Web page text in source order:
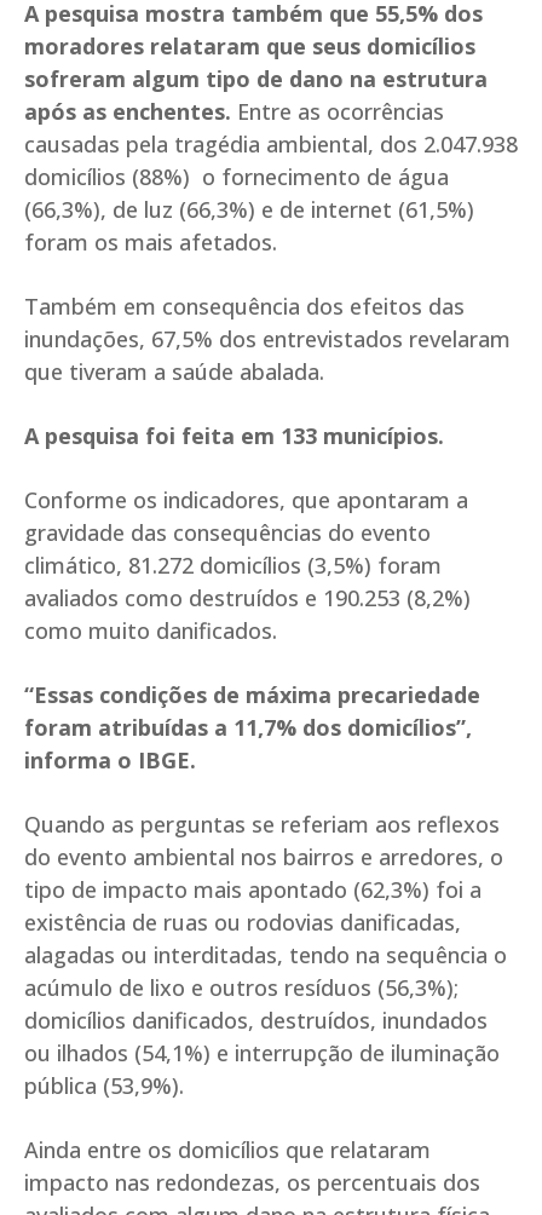
A pesquisa mostra também que 55,5% dos
moradores relataram que seus domicílios
sofreram algum tipo de dano na estrutura
após as enchentes. Entre as ocorrências
causadas pela tragédia ambiental, dos 2.047.938
domicílios (88%) o fornecimento de água
(66,3%), de luz (66,3%) e de internet (61,5%)
foram os mais afetados.
Também em consequência dos efeitos das
inundações, 67,5% dos entrevistados revelaram
que tiveram a saúde abalada.
A pesquisa foi feita em 133 municípios.
Conforme os indicadores, que apontaram a
gravidade das consequências do evento
climático, 81.272 domicílios (3,5%) foram
avaliados como destruídos e 190.253 (8,2%)
como muito danificados.
“Essas condições de máxima precariedade
foram atribuídas a 11,7% dos domicílios”,
informa o IBGE.
Quando as perguntas se referiam aos reflexos
do evento ambiental nos bairros e arredores, o
tipo de impacto mais apontado (62,3%) foi a
existência de ruas ou rodovias danificadas,
alagadas ou interditadas, tendo na sequência o
acúmulo de lixo e outros resíduos (56,3%);
domicílios danificados, destruídos, inundados
ou ilhados (54,1%) e interrupção de iluminação
pública (53,9%).
Ainda entre os domicílios que relataram
impacto nas redondezas, os percentuais dos